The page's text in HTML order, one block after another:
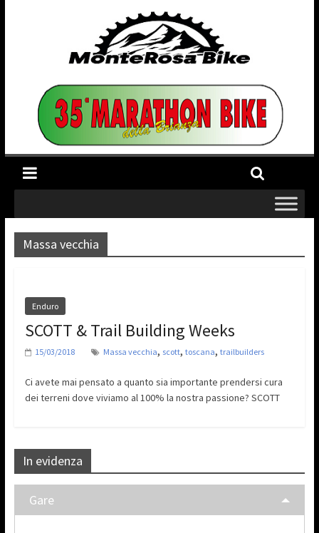
Massa vecchia
Enduro
SCOTT & Trail Building Weeks
15/03/2018 Massa vecchia, scott, toscana, trailbuilders
Ci avete mai pensato a quanto sia importante prendersi cura
dei terreni dove viviamo al 100% la nostra passione? SCOTT
In evidenza
Gare